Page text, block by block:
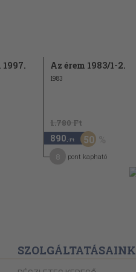
Az érem 1983/1-2.
1983
1.780 Ft
890 ,-Ft 50
pont kapható
SZOLGÁLTATÁSAINK